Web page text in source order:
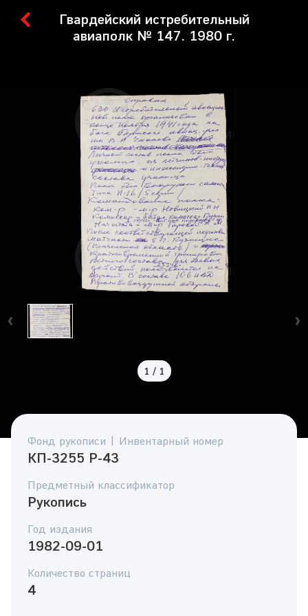
Гвардейский истребительный
авиаполк № 147. 1980 г.
1 / 1
Фонд рукописи | Инвентарный номер
КП-3255 Р-43
Предметный классификатор
Рукопись
Год издания
1982-09-01
Количество страниц
4